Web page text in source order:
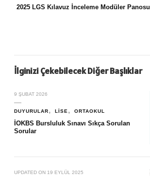
2025 LGS Kılavuz İnceleme Modüler Panosu
İlginizi Çekebilecek Diğer Başlıklar
9 ŞUBAT 2026
DUYURULAR LISE ORTAOKUL
İOKBS Bursluluk Sınavı Sıkça Sorulan
Sorular
UPDATED ON 19 EYLÜL 2025